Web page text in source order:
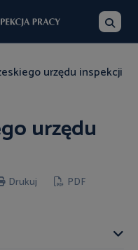
urzędu inspekcji
urzędu
Drukuj PDF
Szukaj